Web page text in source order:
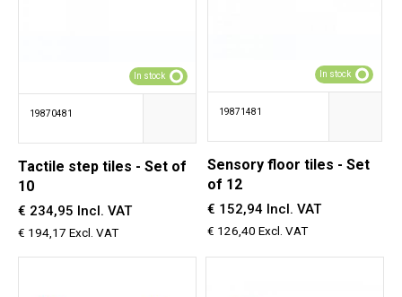
19870481
In stock
Tactile step tiles - Set of
10
€ 234,95 Incl. VAT
€ 194,17 Excl. VAT
19871481
In stock
Sensory floor tiles - Set
of 12
€ 152,94 Incl. VAT
€ 126,40 Excl. VAT